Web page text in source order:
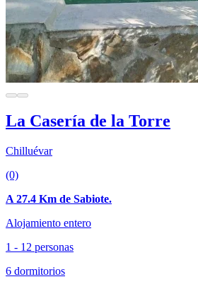
La Casería de la Torre
Chilluévar
(0)
A 27.4 Km de Sabiote.
Alojamiento entero
1 - 12 personas
6 dormitorios